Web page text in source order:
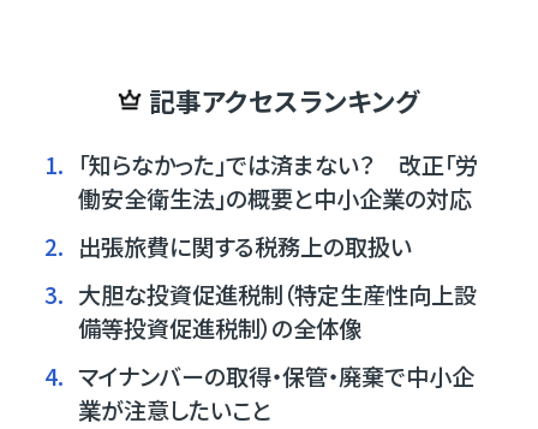
記事アクセスランキング
1. 「知らなかった」では済まない？ 改正「労
働安全衛生法」の概要と中小企業の対応
2. 出張旅費に関する税務上の取扱い
3. 大胆な投資促進税制（特定生産性向上設
備等投資促進税制）の全体像
4. マイナンバーの取得・保管・廃棄で中小企
業が注意したいこと